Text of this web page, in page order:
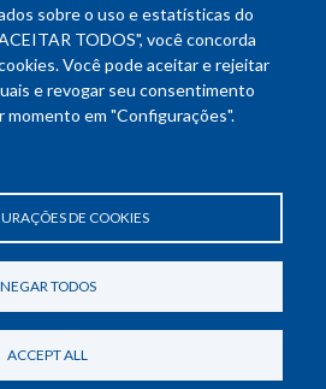
sobre o uso e estatísticas do
TODOS", você concorda
Você pode aceitar e rejeitar
e revogar seu consentimento
momento em "Configurações".
DE COOKIES
NEGAR TODOS
ACCEPT ALL